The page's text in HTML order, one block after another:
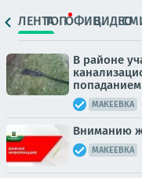
ЛЕНТАТОПОФИЦ.ВИДЕО
В районе
МАКЕЕВКА
Вниманию
МАКЕЕВКА